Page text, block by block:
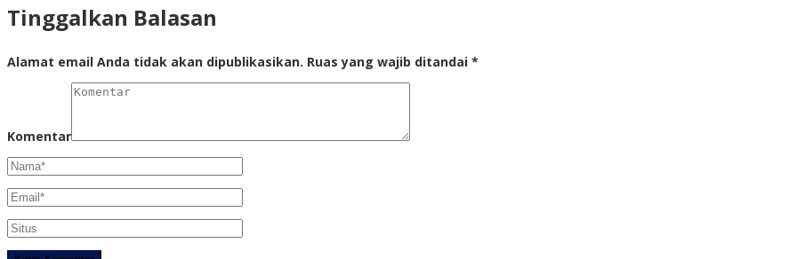
Tinggalkan Balasan
Alamat email Anda tidak akan dipublikasikan. Ruas yang wajib ditandai *
Komentar